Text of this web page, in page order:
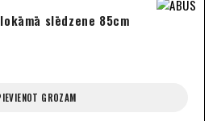
slēdzene 85cm
GROZAM